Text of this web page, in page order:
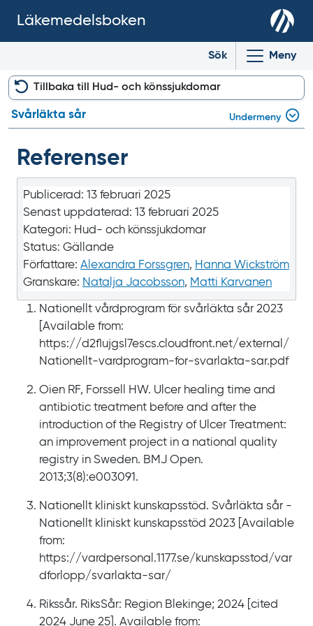
Läkemedelsboken
Sök Meny
Referenser
Publicerad: 13 februari 2025
Senast uppdaterad: 13 februari 2025
Kategori: Hud- och könssjukdomar
Status: Gällande
Författare: Alexandra Forssgren, Hanna Wickström
Granskare: Natalja Jacobsson, Matti Karvanen
Nationellt vårdprogram för svårläkta sår 2023
[Available from:
https://d2flujgsl7escs.cloudfront.net/external/
Nationellt-vardprogram-for-svarlakta-sar.pdf
Oien RF, Forssell HW. Ulcer healing time and
antibiotic treatment before and after the
introduction of the Registry of Ulcer Treatment:
an improvement project in a national quality
registry in Sweden. BMJ Open.
2013;3(8):e003091.
Nationellt kliniskt kunskapsstöd. Svårläkta sår -
Nationellt kliniskt kunskapsstöd 2023 [Available
from:
https://vardpersonal.1177.se/kunskapsstod/var
dforlopp/svarlakta-sar/
Rikssår. RiksSår: Region Blekinge; 2024 [cited
2024 June 25]. Available from:
Tillbaka till Hud- och könssjukdomar
Svårläkta sår Undermeny